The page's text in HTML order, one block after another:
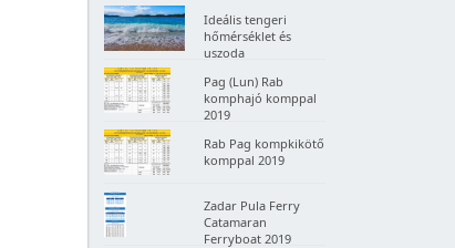
Ideális tengeri
hőmérséklet és
uszoda
Pag (Lun) Rab
komphajó komppal
2019
Rab Pag kompkikötő
komppal 2019
Zadar Pula Ferry
Catamaran
Ferryboat 2019